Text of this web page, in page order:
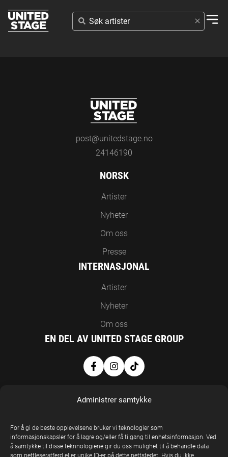
Administrer samtykke
For å gi de beste opplevelsene bruker vi teknologier som
informasjonskapsler for å lagre og/eller få tilgang til enhetsinformasjon. Ved
å samtykke til disse teknnologiene gir du oss mulighet til å behandle data
som nettleseratferd eller unike ID-er på dette nettstedet. Hvis du ikke
SØK
ARTISTER
post@unitedstage.no
24146190
NORSK
Artister
Nyheter
Om oss
Presse
INTERNASJONAL
Artister
Nyheter
Om oss
EN DEL AV UNITED STAGE GROUP
United Stage